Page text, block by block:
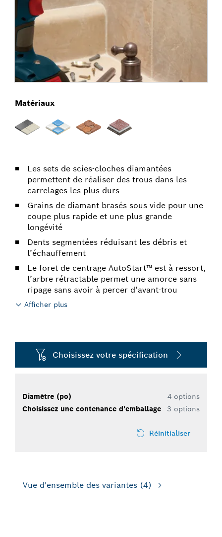
Les sets de scies-cloches diamantées
permettent de réaliser des trous dans les
carrelages les plus durs
Grains de diamant brasés sous vide pour une
coupe plus rapide et une plus grande
longévité
Dents segmentées réduisant les débris et
l’échauffement
Le foret de centrage AutoStart™ est à ressort,
l’arbre rétractable permet une amorce sans
ripage sans avoir à percer d’avant-trou
Afficher plus
Matériaux
Choisissez votre spécification
Diamètre (po)
4 options
Choisissez une contenance d'emballage
3 options
Réinitialiser
Vue d'ensemble des variantes (4)